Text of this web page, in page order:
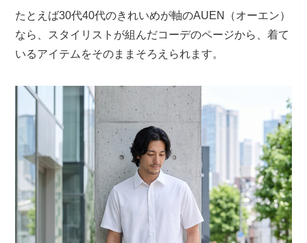
たとえば30代40代のきれいめが軸のAUEN（オーエン）
なら、スタイリストが組んだコーデのページから、着て
いるアイテムをそのままそろえられます。